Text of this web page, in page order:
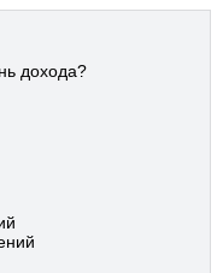
дохода?